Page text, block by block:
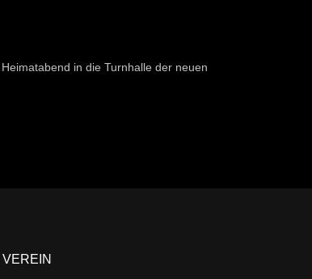
in die Turnhalle der neuen